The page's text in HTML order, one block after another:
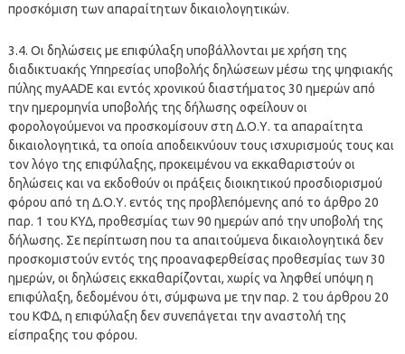
προσκόμιση των απαραίτητων δικαιολογητικών.
3.4. Οι δηλώσεις με επιφύλαξη υποβάλλονται με χρήση της
διαδικτυακής Υπηρεσίας υποβολής δηλώσεων μέσω της ψηφιακής
πύλης myAADE και εντός χρονικού διαστήματος 30 ημερών από
την ημερομηνία υποβολής της δήλωσης οφείλουν οι
φορολογούμενοι να προσκομίσουν στη Δ.Ο.Υ. τα απαραίτητα
δικαιολογητικά, τα οποία αποδεικνύουν τους ισχυρισμούς τους και
τον λόγο της επιφύλαξης, προκειμένου να εκκαθαριστούν οι
δηλώσεις και να εκδοθούν οι πράξεις διοικητικού προσδιορισμού
φόρου από τη Δ.Ο.Υ. εντός της προβλεπόμενης από το άρθρο 20
παρ. 1 του ΚΥΔ, προθεσμίας των 90 ημερών από την υποβολή της
δήλωσης. Σε περίπτωση που τα απαιτούμενα δικαιολογητικά δεν
προσκομιστούν εντός της προαναφερθείσας προθεσμίας των 30
ημερών, οι δηλώσεις εκκαθαρίζονται, χωρίς να ληφθεί υπόψη η
επιφύλαξη, δεδομένου ότι, σύμφωνα με την παρ. 2 του άρθρου 20
του ΚΦΔ, η επιφύλαξη δεν συνεπάγεται την αναστολή της
είσπραξης του φόρου.